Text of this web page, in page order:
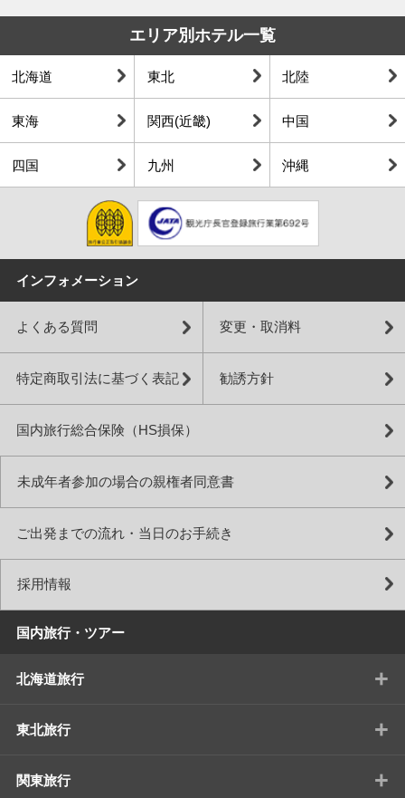
エリア別ホテル一覧
北海道 東北 北陸
東海 関西(近畿) 中国
四国 九州 沖縄
インフォメーション
よくある質問 変更・取消料
特定商取引法に基づく表記 勧誘方針
国内旅行総合保険（HS損保）
未成年者参加の場合の親権者同意書
ご出発までの流れ・当日のお手続き
採用情報
国内旅行・ツアー
北海道旅行 +
東北旅行 +
関東旅行 +